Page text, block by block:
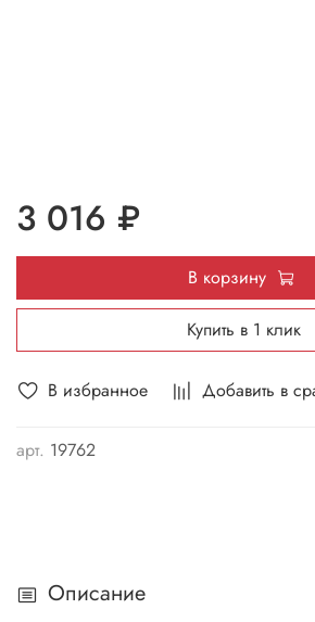
В избранное Добавить в
арт. 19762
3 016 ₽
В корзину
Купить в 1 клик
Описание